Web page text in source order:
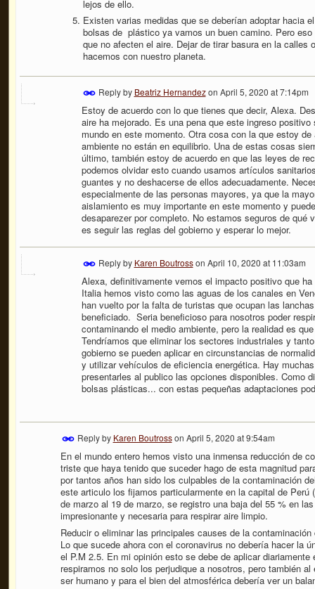
lejos de ello.
Existen varias medidas que se deberían adoptar hacia
bolsas de plástico ya vamos un buen camino. Pero
que no afecten el aire. Dejar de tirar basura en la
hacemos con nuestro planeta.
Reply by Beatriz Hernandezon April 5, 2020 at 7:14pm
Estoy de acuerdo con lo que tienes que decir, Alexa.
aire ha mejorado. Es una pena que este ingreso
mundo en este momento. Otra cosa con la que estoy
ambiente no están en equilibrio. Una de estas cosas
último, también estoy de acuerdo en que las leyes de
podemos olvidar esto cuando usamos artículos
guantes y no deshacerse de ellos adecuadamente.
especialmente de las personas mayores, ya que la
aislamiento es muy importante en este momento y
desaparezer por completo. No estamos seguros de qué
es seguir las reglas del gobierno y esperar lo mejor.
Reply by Karen Boutrosson April 10, 2020 at 11:03am
Alexa, definitivamente vemos el impacto positivo que
Italia hemos visto como las aguas de los canales en
han vuelto por la falta de turistas que ocupan las
beneficiado. Seria beneficioso para nosotros poder
contaminando el medio ambiente, pero la realidad es
Tendríamos que eliminar los sectores industriales y
gobierno se pueden aplicar en circunstancias de
y utilizar vehículos de eficiencia energética. Hay
presentarles al publico las opciones disponibles. Como
bolsas plásticas... con estas pequeñas adaptaciones
Reply by Karen Boutrosson April 5, 2020 at 9:54am
En el mundo entero hemos visto una inmensa reducción de
triste que haya tenido que suceder hago de esta magnitud
por tantos años han sido los culpables de la contaminación
este articulo los fijamos particularmente en la capital de
de marzo al 19 de marzo, se registro una baja del 55 % en
impresionante y necesaria para respirar aire limpio.
Reducir o eliminar las principales causes de la
Lo que sucede ahora con el coronavirus no debería hacer la
el P.M 2.5. En mi opinión esto se debe de aplicar
respiramos no solo los perjudique a nosotros, pero también
ser humano y para el bien del atmosférica debería ver un